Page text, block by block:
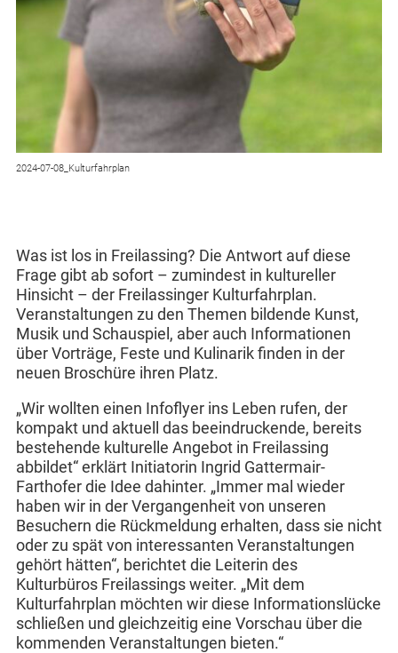
2024-07-08_Kulturfahrplan
Was ist los in Freilassing? Die Antwort auf diese
Frage gibt ab sofort – zumindest in kultureller
Hinsicht – der Freilassinger Kulturfahrplan.
Veranstaltungen zu den Themen bildende Kunst,
Musik und Schauspiel, aber auch Informationen
über Vorträge, Feste und Kulinarik finden in der
neuen Broschüre ihren Platz.
„Wir wollten einen Infoflyer ins Leben rufen, der
kompakt und aktuell das beeindruckende, bereits
bestehende kulturelle Angebot in Freilassing
abbildet“ erklärt Initiatorin Ingrid Gattermair-
Farthofer die Idee dahinter. „Immer mal wieder
haben wir in der Vergangenheit von unseren
Besuchern die Rückmeldung erhalten, dass sie nicht
oder zu spät von interessanten Veranstaltungen
gehört hätten“, berichtet die Leiterin des
Kulturbüros Freilassings weiter. „Mit dem
Kulturfahrplan möchten wir diese Informationslücke
schließen und gleichzeitig eine Vorschau über die
kommenden Veranstaltungen bieten.“